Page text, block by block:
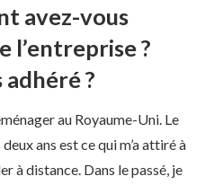
avez-vous
l’entreprise ?
?
au Royaume-Uni. Le
ans est ce qui m’a attiré à
à distance. Dans le passé, je